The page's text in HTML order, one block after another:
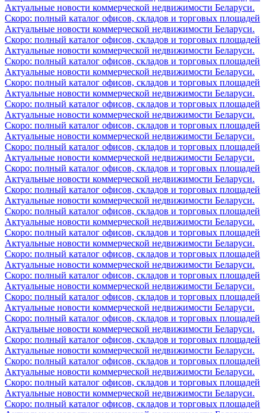
Актуальные новости коммерческой недвижимости Беларуси.
Скоро: полный каталог офисов, складов и торговых площадей
Актуальные новости коммерческой недвижимости Беларуси.
Скоро: полный каталог офисов, складов и торговых площадей
Актуальные новости коммерческой недвижимости Беларуси.
Скоро: полный каталог офисов, складов и торговых площадей
Актуальные новости коммерческой недвижимости Беларуси.
Скоро: полный каталог офисов, складов и торговых площадей
Актуальные новости коммерческой недвижимости Беларуси.
Скоро: полный каталог офисов, складов и торговых площадей
Актуальные новости коммерческой недвижимости Беларуси.
Скоро: полный каталог офисов, складов и торговых площадей
Актуальные новости коммерческой недвижимости Беларуси.
Скоро: полный каталог офисов, складов и торговых площадей
Актуальные новости коммерческой недвижимости Беларуси.
Скоро: полный каталог офисов, складов и торговых площадей
Актуальные новости коммерческой недвижимости Беларуси.
Скоро: полный каталог офисов, складов и торговых площадей
Актуальные новости коммерческой недвижимости Беларуси.
Скоро: полный каталог офисов, складов и торговых площадей
Актуальные новости коммерческой недвижимости Беларуси.
Скоро: полный каталог офисов, складов и торговых площадей
Актуальные новости коммерческой недвижимости Беларуси.
Скоро: полный каталог офисов, складов и торговых площадей
Актуальные новости коммерческой недвижимости Беларуси.
Скоро: полный каталог офисов, складов и торговых площадей
Актуальные новости коммерческой недвижимости Беларуси.
Скоро: полный каталог офисов, складов и торговых площадей
Актуальные новости коммерческой недвижимости Беларуси.
Скоро: полный каталог офисов, складов и торговых площадей
Актуальные новости коммерческой недвижимости Беларуси.
Скоро: полный каталог офисов, складов и торговых площадей
Актуальные новости коммерческой недвижимости Беларуси.
Скоро: полный каталог офисов, складов и торговых площадей
Актуальные новости коммерческой недвижимости Беларуси.
Скоро: полный каталог офисов, складов и торговых площадей
Актуальные новости коммерческой недвижимости Беларуси.
Скоро: полный каталог офисов, складов и торговых площадей